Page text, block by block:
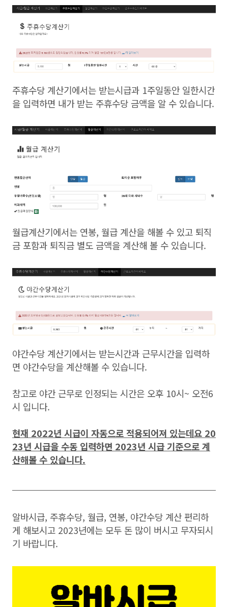
주휴수당 계산기에서는 받는시급과 1주일동안 일한시간
을 입력하면 내가 받는 주휴수당 금액을 알 수 있습니다.
월급계산기에서는 연봉, 월급 계산을 해볼 수 있고 퇴직
금 포함과 퇴직금 별도 금액을 계산해 볼 수 있습니다.
야간수당 계산기에서는 받는시간과 근무시간을 입력하
면 야간수당을 계산해볼 수 있습니다.
참고로 야간 근무로 인정되는 시간은 오후 10시~ 오전6
시 입니다.
현재 2022년 시급이 자동으로 적용되어져 있는데요 20
23년 시급을 수동 입력하면 2023년 시급 기준으로 계
산해볼 수 있습니다.
알바시급, 주휴수당, 월급, 연봉, 야간수당 계산 편리하
게 해보시고 2023년에는 모두 돈 많이 버시고 무자되시
기 바랍니다.